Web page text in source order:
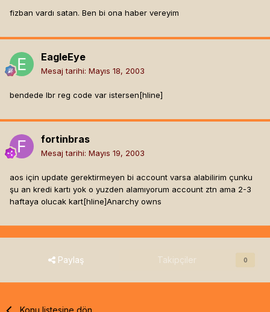
fizban vardı satan. Ben bi ona haber vereyim
EagleEye
Mesaj tarihi: Mayıs 18, 2003
bendede lbr reg code var istersen[hline]
fortinbras
Mesaj tarihi: Mayıs 19, 2003
aos için update gerektirmeyen bi account varsa alabilirim çunku
şu an kredi kartı yok o yuzden alamıyorum account ztn ama 2-3
haftaya olucak kart[hline]Anarchy owns
Paylaş Takipçiler 0